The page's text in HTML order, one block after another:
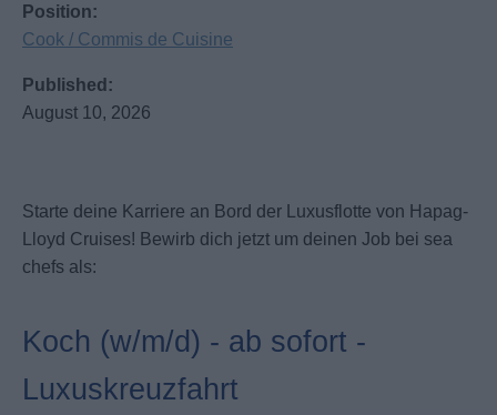
Position:
Cook / Commis de Cuisine
Published:
August 10, 2026
Starte deine Karriere an Bord der Luxusflotte von Hapag-
Lloyd Cruises! Bewirb dich jetzt um deinen Job bei sea
chefs als:
Koch (w/m/d) - ab sofort -
Luxuskreuzfahrt